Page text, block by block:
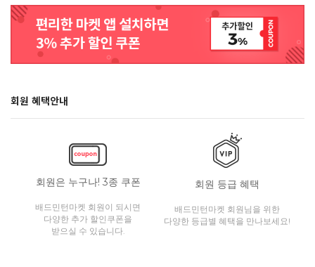
회원 혜택안내
회원은 누구나! 3종 쿠폰
배드민턴마켓 회원이 되시면
다양한 추가 할인쿠폰을
받으실 수 있습니다.
회원 등급 혜택
배드민턴마켓 회원님을 위한
다양한 등급별 혜택을 만나보세요!